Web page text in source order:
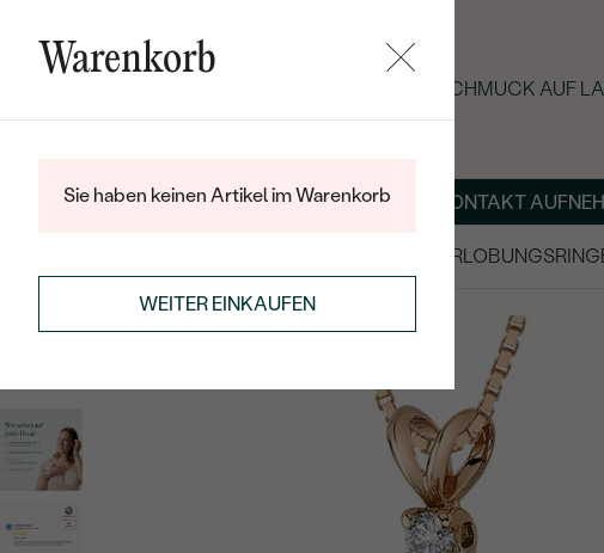
SOMMER-BLACK-FRIDAY: -25 % AUF SCHMUCK AUF
ÜBER UNS MAGAZINSCHMUCK NACH MASS KONTAKT
GOLDSCHMUCK-SETS
Warenkorb
Sie haben keinen Artikel im Warenkorb
WEITER EINKAUFEN